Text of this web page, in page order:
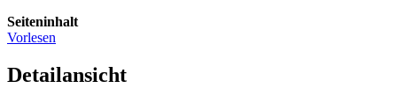
Seiteninhalt
Vorlesen
Detailansicht